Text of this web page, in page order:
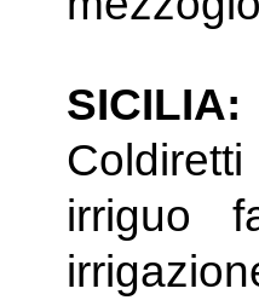
SICILIA:
irriguo